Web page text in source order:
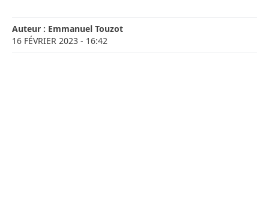
Auteur : Emmanuel Touzot
16 FÉVRIER 2023 - 16:42